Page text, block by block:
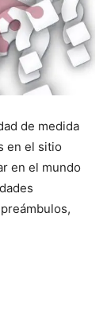
de medida
en el sitio
en el mundo